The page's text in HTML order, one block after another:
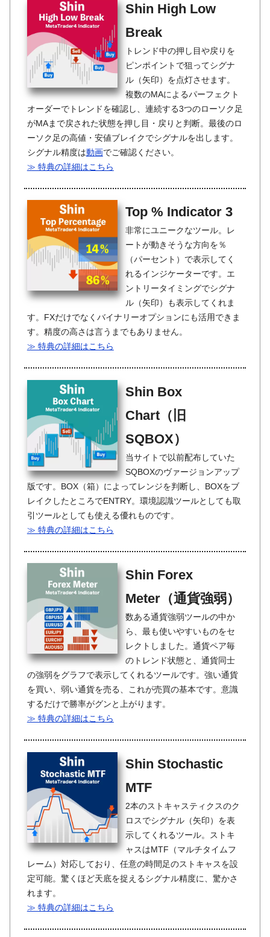
Shin High Low
Break
トレンド中の押し目や戻りを
ピンポイントで狙ってシグナ
ル（矢印）を点灯させます。
複数のMAによるパーフェクト
オーダーでトレンドを確認し、連続する3つのローソク足
がMAまで戻された状態を押し目・戻りと判断。最後のロ
ーソク足の高値・安値ブレイクでシグナルを出します。
シグナル精度は動画でご確認ください。
≫ 特典の詳細はこちら
Top % Indicator 3
非常にユニークなツール。レ
ートが動きそうな方向を％
（パーセント）で表示してく
れるインジケーターです。エ
ントリータイミングでシグナ
ル（矢印）も表示してくれま
す。FXだけでなくバイナリーオプションにも活用できま
す。精度の高さは言うまでもありません。
≫ 特典の詳細はこちら
Shin Box
Chart（旧
SQBOX）
当サイトで以前配布していた
SQBOXのヴァージョンアップ
版です。BOX（箱）によってレンジを判断し、BOXをブ
レイクしたところでENTRY。環境認識ツールとしても取
引ツールとしても使える優れものです。
≫ 特典の詳細はこちら
Shin Forex
Meter（通貨強弱）
数ある通貨強弱ツールの中か
ら、最も使いやすいものをセ
レクトしました。通貨ペア毎
のトレンド状態と、通貨同士
の強弱をグラフで表示してくれるツールです。強い通貨
を買い、弱い通貨を売る、これが売買の基本です。意識
するだけで勝率がグンと上がります。
≫ 特典の詳細はこちら
Shin Stochastic
MTF
2本のストキャスティクスのク
ロスでシグナル（矢印）を表
示してくれるツール。ストキ
ャスはMTF（マルチタイムフ
レーム）対応しており、任意の時間足のストキャスを設
定可能。驚くほど天底を捉えるシグナル精度に、驚かさ
れます。
≫ 特典の詳細はこちら